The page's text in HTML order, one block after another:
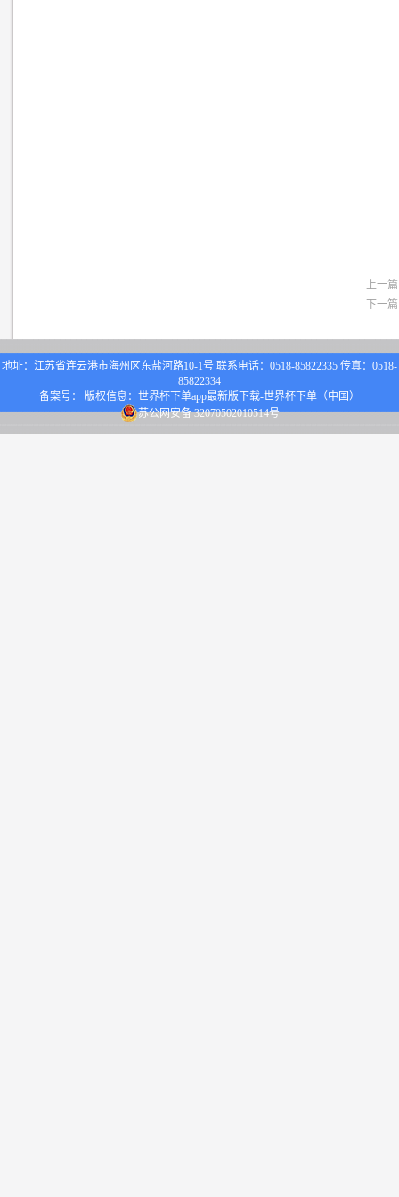
上一
下一
地址：江苏省连云港市海州区东盐河路10-1号 联系电话：0518-85822335 传真：0518-
85822334
备案号： 版权信息：世界杯下单app最新版下载-世界杯下单（中国）
苏公网安备 32070502010514号